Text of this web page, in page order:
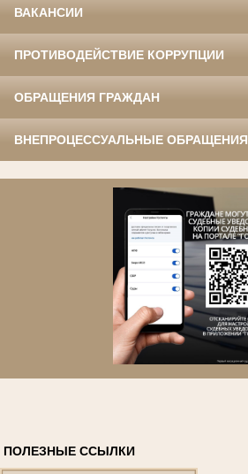
ВАКАНСИИ
ПРОТИВОДЕЙСТВИЕ КОРРУПЦИИ
ОБРАЩЕНИЯ ГРАЖДАН
ВНЕПРОЦЕССУАЛЬНЫЕ ОБРАЩЕНИЯ
ПОЛЕЗНЫЕ ССЫЛКИ